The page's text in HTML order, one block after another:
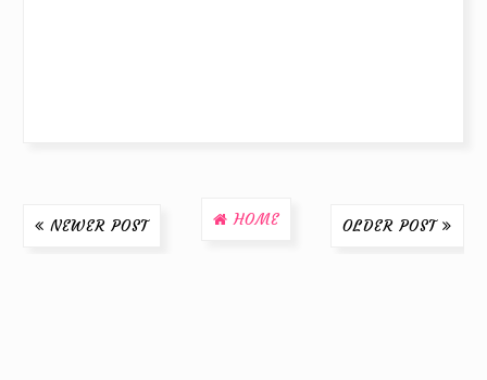
NEWER POST OLDER POST
HOME